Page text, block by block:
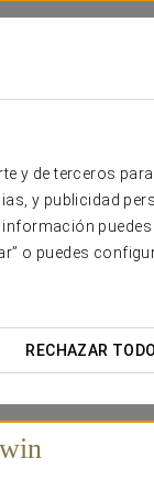
y de terceros
y publicidad
o puedes
RECHAZAR TODO
que
están
6 junior suites
, ideal para